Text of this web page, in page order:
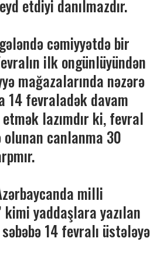
etdiyi danılmazdır.
cəmiyyətdə bir
ilk ongünlüyündən
mağazalarında nəzərə
14 fevraladək davam
lazımdır ki, fevral
olunan canlanma 30
milli
kimi yaddaşlara yazılan
14 fevralı üstələyə